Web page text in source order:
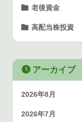
老後資金
高配当株投資
アーカイブ
2026年8月
2026年7月